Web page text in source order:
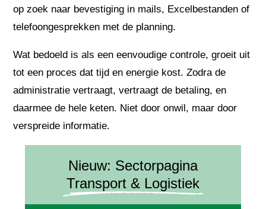
op zoek naar bevestiging in mails, Excelbestanden of
telefoongesprekken met de planning.
Wat bedoeld is als een eenvoudige controle, groeit uit
tot een proces dat tijd en energie kost. Zodra de
administratie vertraagt, vertraagt de betaling, en
daarmee de hele keten. Niet door onwil, maar door
verspreide informatie.
Nieuw: Sectorpagina
Transport & Logistiek